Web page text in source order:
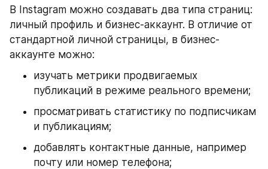
В Instagram можно создавать два типа страниц:
личный профиль и бизнес-аккаунт. В отличие от
стандартной личной страницы, в бизнес-
аккаунте можно:
изучать метрики продвигаемых
публикаций в режиме реального времени;
просматривать статистику по подписчикам
и публикациям;
добавлять контактные данные, например
почту или номер телефона;